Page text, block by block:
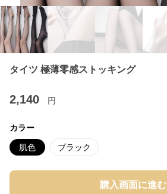
タイツ 極薄零感ストッキング
2,140 円
カラー
肌色 ブラック
購入画面に進む